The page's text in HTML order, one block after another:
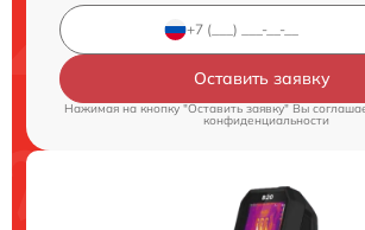
Оставить заявку
Нажимая на кнопку "Оставить заявку" Вы
конфиденциальности